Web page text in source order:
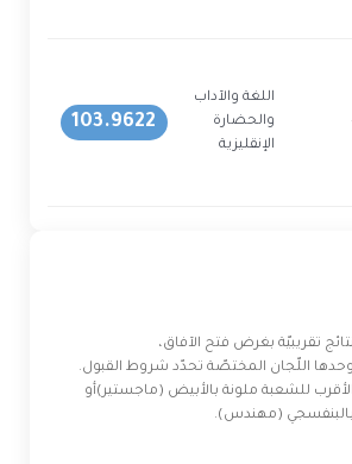
اللغة والآداب
والحضارة
الإنقليزية
103.9622
نتائج تقريبيّة بغرض فتح الآفاق،
وحدها اللّجان المختصّة تحدّد شروط القبول.
الأقرب للشعبة ملونة بالأبيض (ماجستير)أو
بالبنفسجي (مهندس).